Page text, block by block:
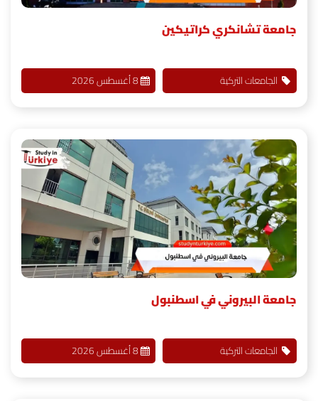
جامعة تشانكري كراتيكين
الجامعات التركية 8 أغسطس 2026
جامعة البيروني في اسطنبول
الجامعات التركية 8 أغسطس 2026